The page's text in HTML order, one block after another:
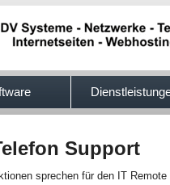
Support
sprechen für den IT